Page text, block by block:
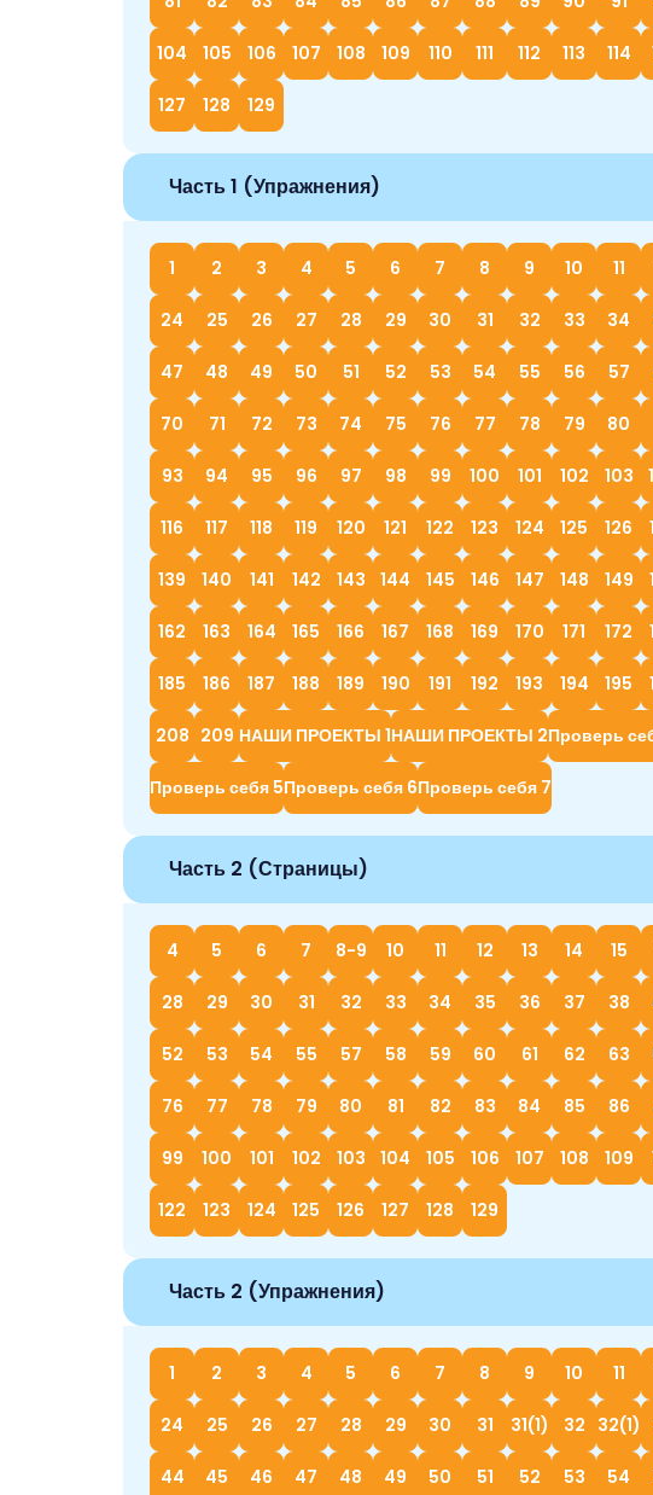
104 105 106 107 108 109 110 111 112 113 114
127 128 129
Часть 1 (Упражнения)
1 2 3 4 5 6 7 8 9 10 11
24 25 26 27 28 29 30 31 32 33 34
47 48 49 50 51 52 53 54 55 56 57
70 71 72 73 74 75 76 77 78 79 80
93 94 95 96 97 98 99 100 101 102 103
116 117 118 119 120 121 122 123 124 125 126
139 140 141 142 143 144 145 146 147 148 149
162 163 164 165 166 167 168 169 170 171 172
185 186 187 188 189 190 191 192 193 194 195
208 209 НАШИ ПРОЕКТЫ 1НАШИ ПРОЕКТЫ 2Проверь
Проверь себя 5Проверь себя 6Проверь себя 7
Часть 2 (Страницы)
4 5 6 7 8-9 10 11 12 13 14 15
28 29 30 31 32 33 34 35 36 37 38
52 53 54 55 57 58 59 60 61 62 63
76 77 78 79 80 81 82 83 84 85 86
99 100 101 102 103 104 105 106 107 108 109
122 123 124 125 126 127 128 129
Часть 2 (Упражнения)
1 2 3 4 5 6 7 8 9 10 11
24 25 26 27 28 29 30 31 31(1) 32 32(1)
44 45 46 47 48 49 50 51 52 53 54